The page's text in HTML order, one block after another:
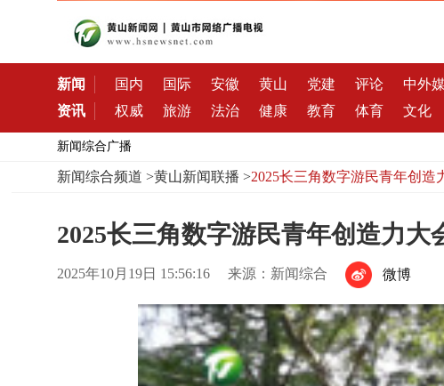
新闻 国内 国际 安徽 黄山 党建 评论
中外
资讯
权威 旅游 法治 健康 教育 体育 文化
新闻综合广播
新闻综合频道 >黄山新闻联播 >2025长三角数字游民青年创造
2025长三角数字游民青年创造力大
2025年10月19日 15:56:16 来源：新闻综合 微博